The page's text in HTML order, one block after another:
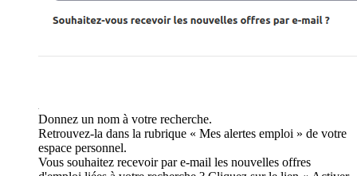
Donnez un nom à votre recherche.
Retrouvez-la dans la rubrique « Mes alertes emploi » de votre
espace personnel.
Vous souhaitez recevoir par e-mail les nouvelles offres